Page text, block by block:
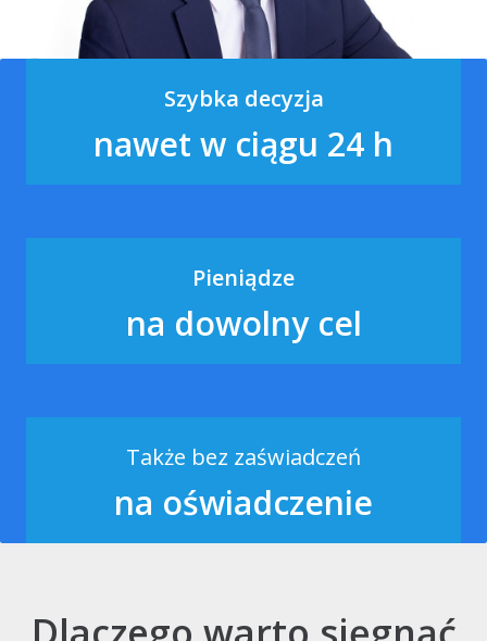
Szybka decyzja
nawet w ciągu 24 h
Pieniądze
na dowolny cel
Także bez zaświadczeń
na oświadczenie